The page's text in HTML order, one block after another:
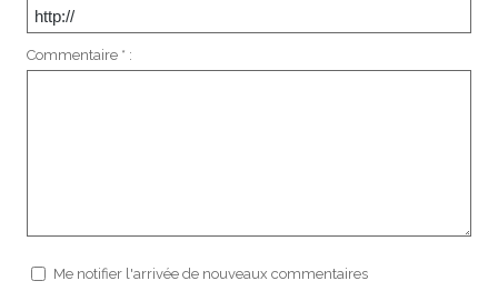
Commentaire * :
Me notifier l'arrivée de nouveaux commentaires